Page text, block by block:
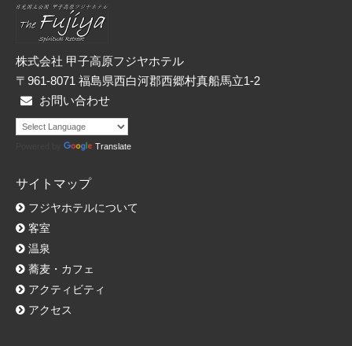
ー
株式会社 甲子高原フジヤホテル
〒961-8071 福島県西白河郡西郷村真船馬立1-2
お問い合わせ
Translate
サイトマップ
フジヤホテルについて
客室
温泉
蕎麦・カフェ
アクティビティ
アクセス